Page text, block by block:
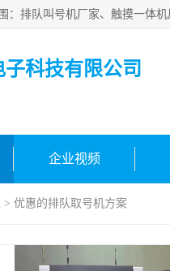
科技有限公司
企业视频
> 优惠的排队取号机方案